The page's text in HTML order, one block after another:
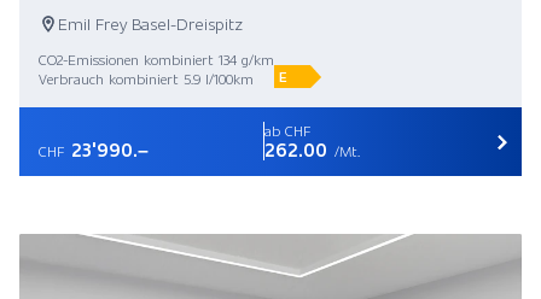
Emil Frey Basel-Dreispitz
CO2-Emissionen kombiniert 134 g/km
Verbrauch kombiniert 5.9 l/100km
E
CHF 23'990.–
ab CHF
262.00 /Mt.